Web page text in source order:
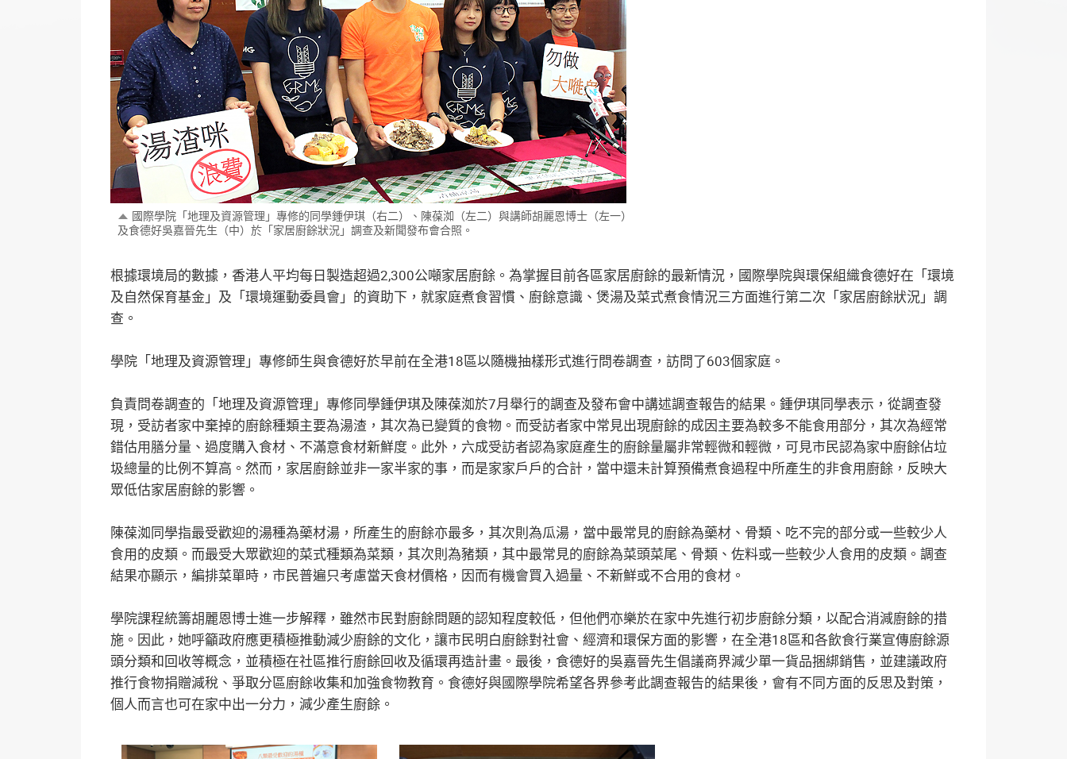
國際學院「地理及資源管理」專修的同學鍾伊琪（右二）、陳葆洳（左二）與講師胡麗恩博士（左一）
及食德好吳嘉晉先生（中）於「家居廚餘狀況」調查及新聞發布會合照。
根據環境局的數據，香港人平均每日製造超過2,300公噸家居廚餘。為掌握目前各區家居廚餘的最新情況，國際學院與環保組織食德好在「環境
及自然保育基金」及「環境運動委員會」的資助下，就家庭煮食習慣、廚餘意識、煲湯及菜式煮食情況三方面進行第二次「家居廚餘狀況」調
查。
學院「地理及資源管理」專修師生與食德好於早前在全港18區以隨機抽樣形式進行問卷調查，訪問了603個家庭。
負責問卷調查的「地理及資源管理」專修同學鍾伊琪及陳葆洳於7月舉行的調查及發布會中講述調查報告的結果。鍾伊琪同學表示，從調查發
現，受訪者家中棄掉的廚餘種類主要為湯渣，其次為已變質的食物。而受訪者家中常見出現廚餘的成因主要為較多不能食用部分，其次為經常
錯估用膳分量、過度購入食材、不滿意食材新鮮度。此外，六成受訪者認為家庭產生的廚餘量屬非常輕微和輕微，可見市民認為家中廚餘佔垃
圾總量的比例不算高。然而，家居廚餘並非一家半家的事，而是家家戶戶的合計，當中還未計算預備煮食過程中所產生的非食用廚餘，反映大
眾低估家居廚餘的影響。
陳葆洳同學指最受歡迎的湯種為藥材湯，所產生的廚餘亦最多，其次則為瓜湯，當中最常見的廚餘為藥材、骨類、吃不完的部分或一些較少人
食用的皮類。而最受大眾歡迎的菜式種類為菜類，其次則為豬類，其中最常見的廚餘為菜頭菜尾、骨類、佐料或一些較少人食用的皮類。調查
結果亦顯示，編排菜單時，市民普遍只考慮當天食材價格，因而有機會買入過量、不新鮮或不合用的食材。
學院課程統籌胡麗恩博士進一步解釋，雖然市民對廚餘問題的認知程度較低，但他們亦樂於在家中先進行初步廚餘分類，以配合消減廚餘的措
施。因此，她呼籲政府應更積極推動減少廚餘的文化，讓市民明白廚餘對社會、經濟和環保方面的影響，在全港18區和各飲食行業宣傳廚餘源
頭分類和回收等概念，並積極在社區推行廚餘回收及循環再造計畫。最後，食德好的吳嘉晉先生倡議商界減少單一貨品捆綁銷售，並建議政府
推行食物捐贈減稅、爭取分區廚餘收集和加強食物教育。食德好與國際學院希望各界參考此調查報告的結果後，會有不同方面的反思及對策，
個人而言也可在家中出一分力，減少產生廚餘。